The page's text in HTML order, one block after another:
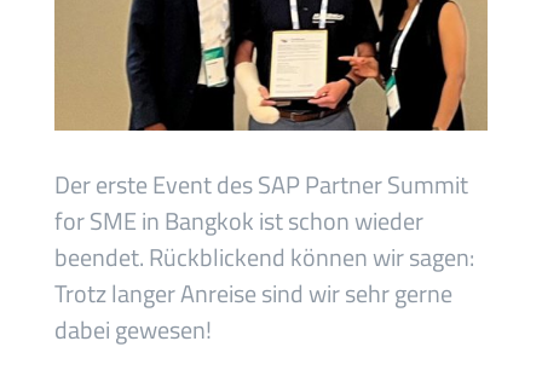
Der erste Event des SAP Partner Summit
for SME in Bangkok ist schon wieder
beendet. Rückblickend können wir sagen:
Trotz langer Anreise sind wir sehr gerne
dabei gewesen!